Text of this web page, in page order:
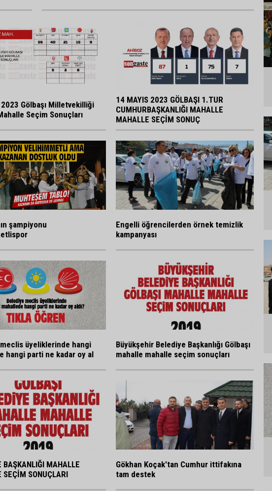
2023 Gölbaşı Milletvekilliği
Seçim Sonuçları
14 MAYIS 2023 GÖLBAŞI 1.TUR
CUMHURBAŞKANLIĞI MAHALLE
MAHALLE SEÇİM SONUÇ
şampiyonu
Engelli öğrencilerden örnek temizlik
kampanyası
üyeliklerinde hangi
hangi parti ne kadar oy al
Büyükşehir Belediye Başkanlığı Gölbaşı
mahalle mahalle seçim sonuçları
BAŞKANLIĞI MAHALLE
SEÇİM SONUÇLARI
Gökhan Koçak'tan Cumhur ittifakına
tam destek